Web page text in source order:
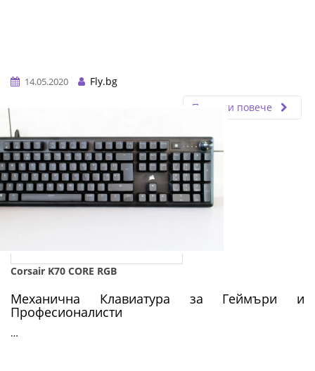
14.05.2020
Fly.bg
Прочети повече
Corsair K70 CORE RGB
Механична Клавиатура за Геймъри и
Професионалисти
…